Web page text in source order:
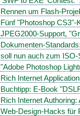
Rennen um Flash-
Fünf "Photoshop
JPEG2000-Support,
Dokumenten-
soll nun auch zum ISO-
"Adobe Photoshop
Rich Internet
Buchtipp: E-Book
Rich Internet
Web-Design-Hacks für